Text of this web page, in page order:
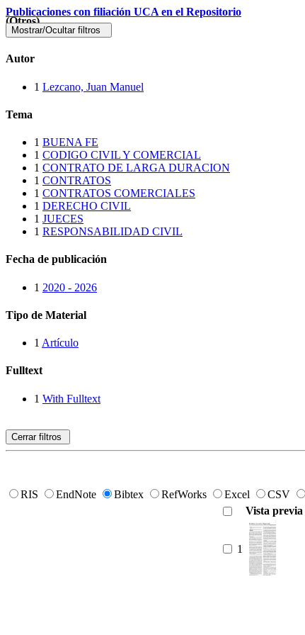
Publicaciones con filiación UCA en el Repositorio
(Otros)
Autor
1 Lezcano, Juan Manuel
Tema
1 BUENA FE
1 CODIGO CIVIL Y COMERCIAL
1 CONTRATO DE LARGA DURACION
1 CONTRATOS
1 CONTRATOS COMERCIALES
1 DERECHO CIVIL
1 JUECES
1 RESPONSABILIDAD CIVIL
Fecha de publicación
1 2020 - 2026
Tipo de Material
1 Artículo
Fulltext
1 With Fulltext
Cerrar filtros
RIS EndNote Bibtex RefWorks Excel CSV
Vista previa
1